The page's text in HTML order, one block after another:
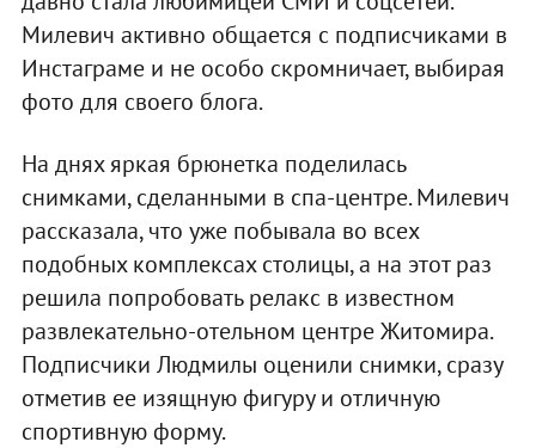
Милевич активно общается с подписчиками в
Инстаграме и не особо скромничает, выбирая
фото для своего блога.
На днях яркая брюнетка поделилась
снимками, сделанными в спа-центре. Милевич
рассказала, что уже побывала во всех
подобных комплексах столицы, а на этот раз
решила попробовать релакс в известном
развлекательно-отельном центре Житомира.
Подписчики Людмилы оценили снимки, сразу
отметив ее изящную фигуру и отличную
спортивную форму.